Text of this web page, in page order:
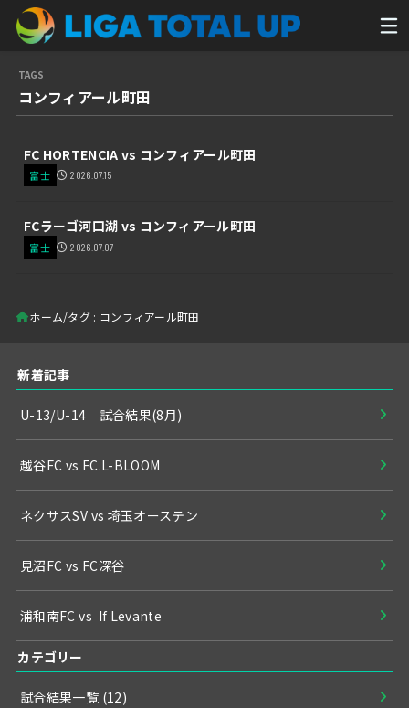
コンフィアール町田
FC HORTENCIA vs コンフィアール町田
富士 2026.07.15
FCラーゴ河口湖 vs コンフィアール町田
富士 2026.07.07
ホーム タグ : コンフィアール町田
新着記事
U-13/U-14 試合結果(8月)
越谷FC vs FC.L-BLOOM
ネクサスSV vs 埼玉オーステン
見沼FC vs FC深谷
浦和南FC vs If Levante
カテゴリー
試合結果一覧 (12)